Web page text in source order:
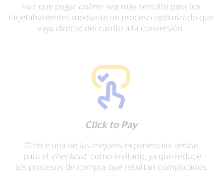
Haz que pagar onlinesea más sencillo para los
tarjetahabientes mediante un proceso optimizado que
vaya directo del carrito a la conversión.
Click to Pay
Ofrece una de las mejores experiencias online
para el checkoutcomo invitado, ya que reduce
los procesos de compra que resultan complicados